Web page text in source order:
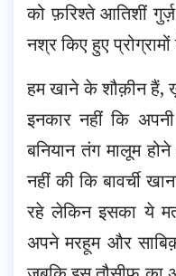
को फ़रिश्ते आतिशीं
नश्र किए हुए
हम खाने के शौक़ीन हैं,
इनकार नहीं कि
बनियान तंग मालूम
नहीं की कि बावर्ची
रहे लेकिन इसका ये
अपने मरहूम और